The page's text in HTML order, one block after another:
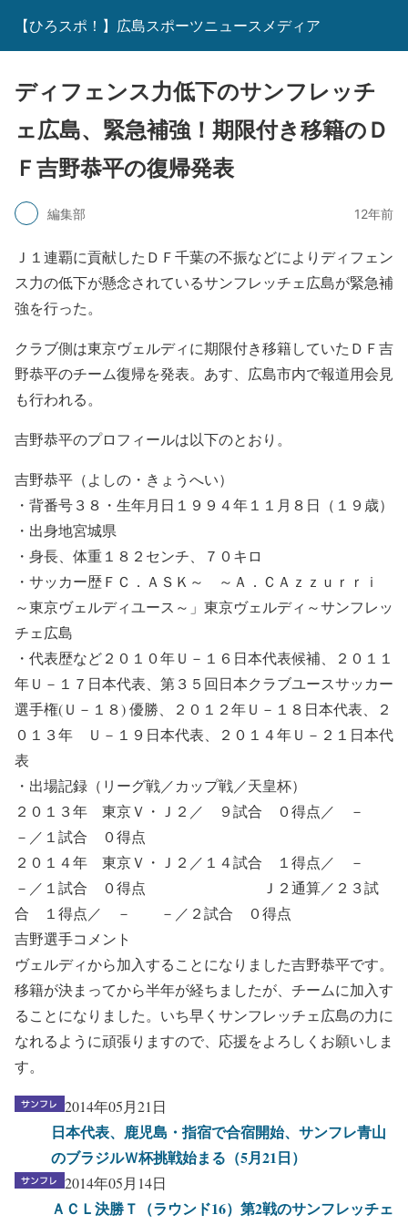
【ひろスポ！】広島スポーツニュースメディア
ディフェンス力低下のサンフレッチ
ェ広島、緊急補強！期限付き移籍のＤ
Ｆ吉野恭平の復帰発表
編集部 12年前
Ｊ１連覇に貢献したＤＦ千葉の不振などによりディフェン
ス力の低下が懸念されているサンフレッチェ広島が緊急補
強を行った。
クラブ側は東京ヴェルディに期限付き移籍していたＤＦ吉
野恭平のチーム復帰を発表。あす、広島市内で報道用会見
も行われる。
吉野恭平のプロフィールは以下のとおり。
吉野恭平（よしの・きょうへい）
・背番号３８・生年月日１９９４年１１月８日（１９歳）
・出身地宮城県
・身長、体重１８２センチ、７０キロ
・サッカー歴ＦＣ．ＡＳＫ～ ～Ａ．ＣＡｚｚｕｒｒｉ
～東京ヴェルディユース～」東京ヴェルディ～サンフレッ
チェ広島
・代表歴など２０１０年Ｕ－１６日本代表候補、２０１１
年Ｕ－１７日本代表、第３５回日本クラブユースサッカー
選手権(Ｕ－１８) 優勝、２０１２年Ｕ－１８日本代表、２
０１３年 Ｕ－１９日本代表、２０１４年Ｕ－２１日本代
表
・出場記録（リーグ戦／カップ戦／天皇杯）
２０１３年 東京Ｖ・Ｊ２／ ９試合 ０得点／ －
－／１試合 ０得点
２０１４年 東京Ｖ・Ｊ２／１４試合 １得点／ －
－／１試合 ０得点 Ｊ２通算／２３試
合 １得点／ － －／２試合 ０得点
吉野選手コメント
ヴェルディから加入することになりました吉野恭平です。
移籍が決まってから半年が経ちましたが、チームに加入す
ることになりました。いち早くサンフレッチェ広島の力に
なれるように頑張りますので、応援をよろしくお願いしま
す。
2014年05月21日
日本代表、鹿児島・指宿で合宿開始、サンフレ青山
のブラジルＷ杯挑戦始まる（5月21日）
2014年05月14日
ＡＣＬ決勝Ｔ（ラウンド16）第2戦のサンフレッチェ